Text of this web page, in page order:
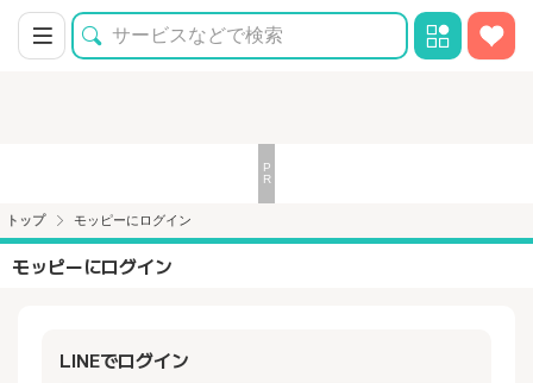
トップ モッピーにログイン
モッピーにログイン
LINEでログイン